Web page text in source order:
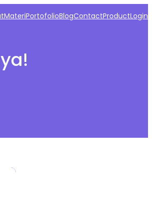
MateriPortofolioBlogContactProductLogin